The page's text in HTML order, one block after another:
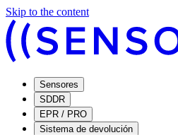
Skip to the content
Sensores
SDDR
EPR / PRO
Sistema de devolución